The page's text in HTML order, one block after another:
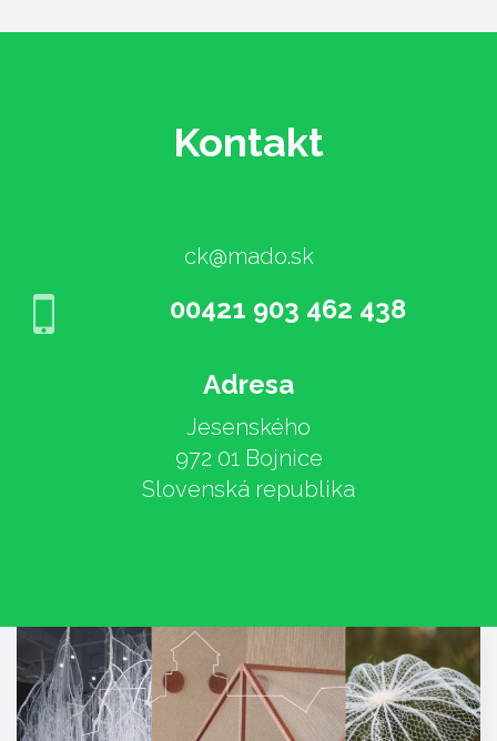
Kontakt
ck@mado.sk
00421 903 462 438
Adresa
Jesenského
972 01 Bojnice
Slovenská republika